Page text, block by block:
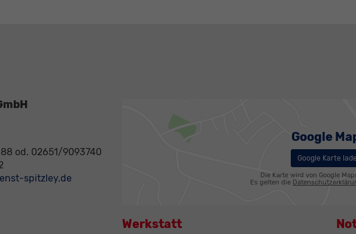
od. 02651/9093740
spitzley.de
Google
Google Karte
Die Karte wird von Google
Es gelten die
Werkstatt